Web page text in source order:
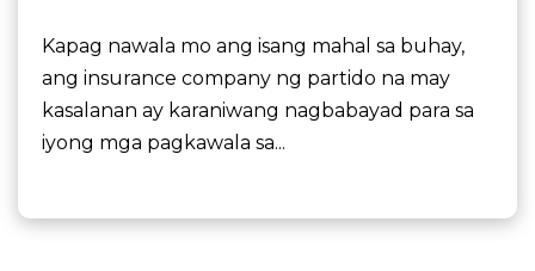
Kapag nawala mo ang isang mahal sa buhay,
ang insurance company ng partido na may
kasalanan ay karaniwang nagbabayad para sa
iyong mga pagkawala sa...